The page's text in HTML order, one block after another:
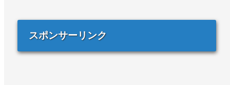
スポンサーリンク